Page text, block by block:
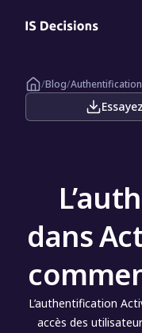
/Blog/
dans
L’authentification
accès des